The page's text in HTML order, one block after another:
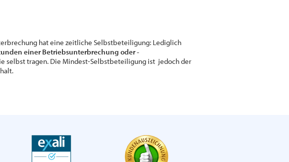
hat eine zeitliche Selbstbeteiligung: Lediglich
einer Betriebsunterbrechung oder -
selbst tragen. Die Mindest-Selbstbeteiligung ist jedoch der